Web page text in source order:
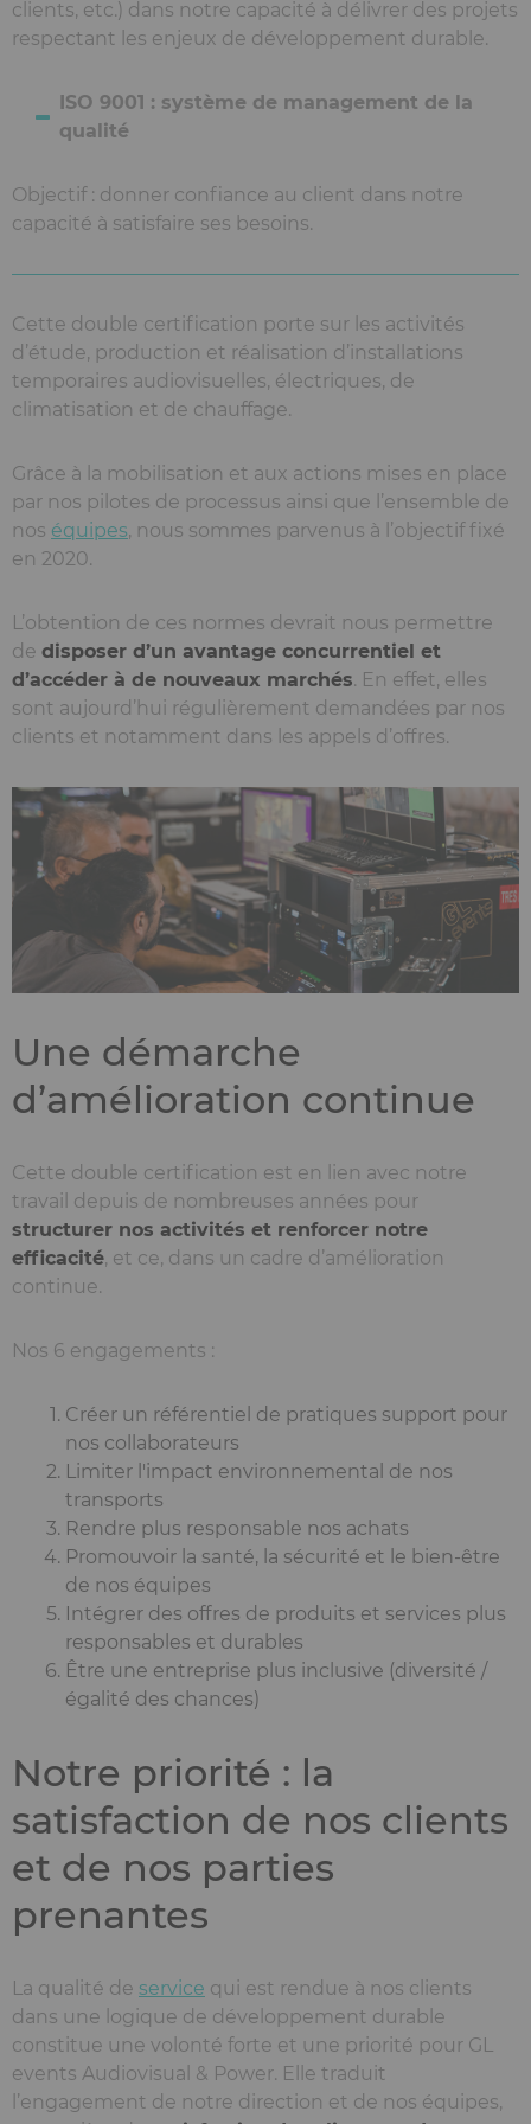
clients, etc.) dans notre capacité à délivrer des projets
respectant les enjeux de développement durable.
ISO 9001 : système de management de la
qualité
Objectif : donner confiance au client dans notre
capacité à satisfaire ses besoins.
Cette double certification porte sur les activités
d’étude, production et réalisation d’installations
temporaires audiovisuelles, électriques, de
climatisation et de chauffage.
Grâce à la mobilisation et aux actions mises en place
par nos pilotes de processus ainsi que l’ensemble de
nos équipes, nous sommes parvenus à l’objectif fixé
en 2020.
L’obtention de ces normes devrait nous permettre
de disposer d’un avantage concurrentiel et
d’accéder à de nouveaux marchés. En effet, elles
sont aujourd’hui régulièrement demandées par nos
clients et notamment dans les appels d’offres.
Une démarche
d’amélioration continue
Cette double certification est en lien avec notre
travail depuis de nombreuses années pour
structurer nos activités et renforcer notre
efficacité, et ce, dans un cadre d’amélioration
continue.
Nos 6 engagements :
Créer un référentiel de pratiques support pour
nos collaborateurs
Limiter l'impact environnemental de nos
transports
Rendre plus responsable nos achats
Promouvoir la santé, la sécurité et le bien-être
de nos équipes
Intégrer des offres de produits et services plus
responsables et durables
Être une entreprise plus inclusive (diversité /
égalité des chances)
Notre priorité : la
satisfaction de nos clients
et de nos parties
prenantes
La qualité de service qui est rendue à nos clients
dans une logique de développement durable
constitue une volonté forte et une priorité pour GL
events Audiovisual & Power. Elle traduit
l’engagement de notre direction et de nos équipes,